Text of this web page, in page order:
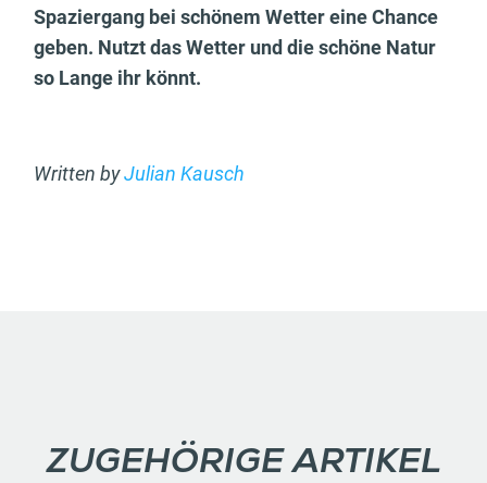
Spaziergang bei schönem Wetter eine Chance
geben. Nutzt das Wetter und die schöne Natur
so Lange ihr könnt.
Written byJulian Kausch
ZUGEHÖRIGE ARTIKEL